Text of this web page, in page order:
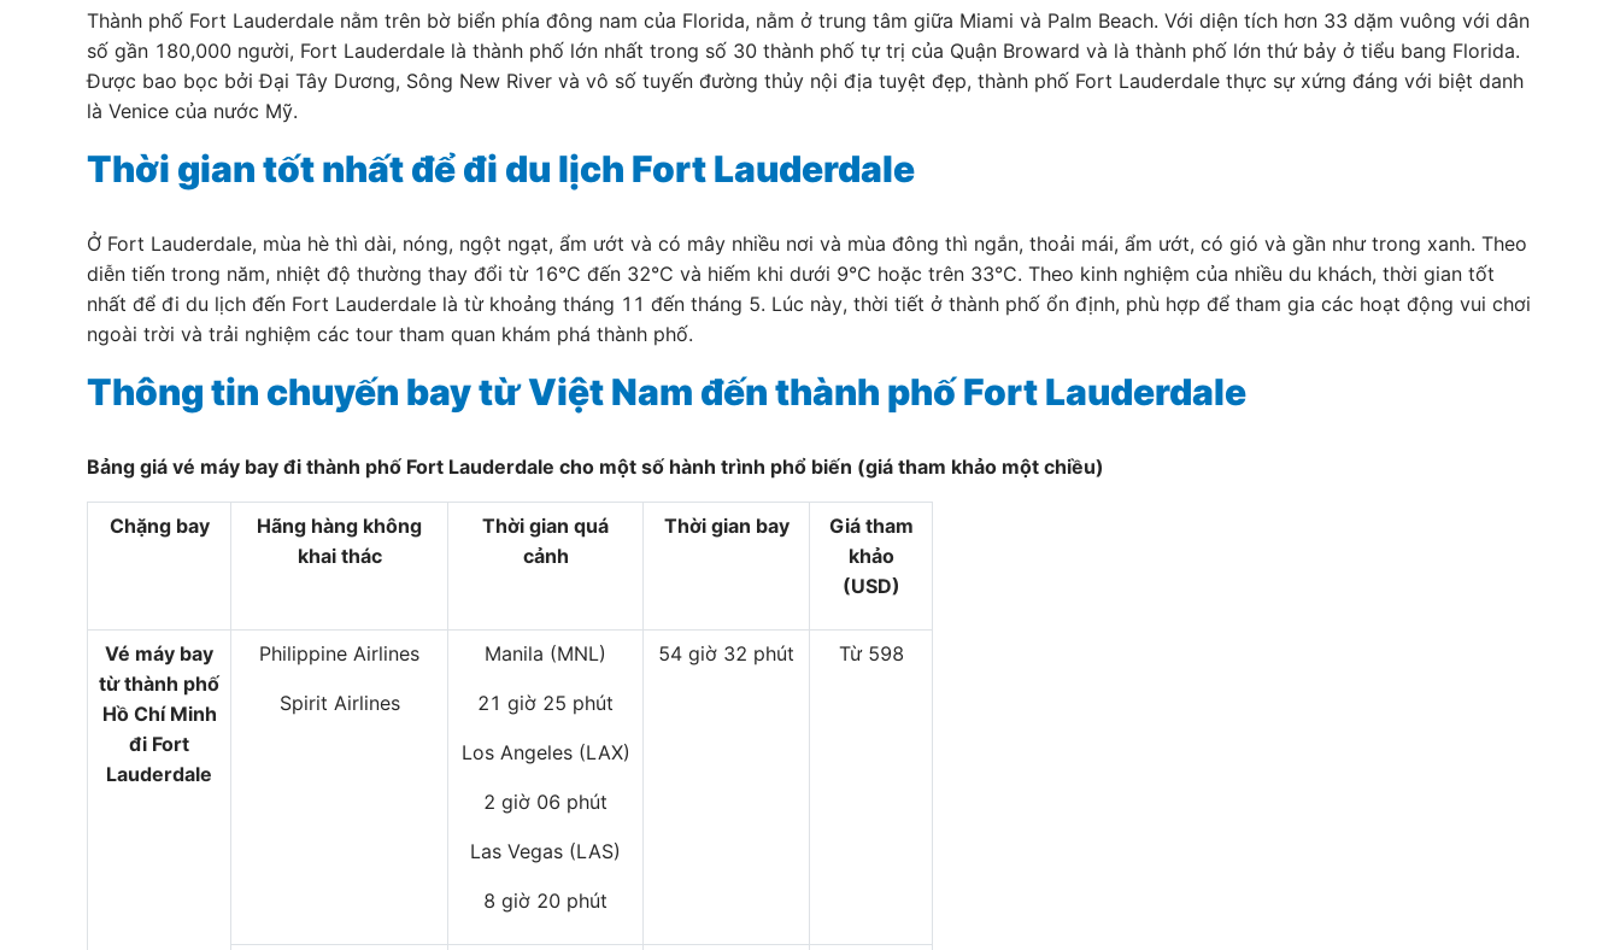
Thành phố Fort Lauderdale nằm trên bờ biển phía đông nam của Florida, nằm ở trung tâm giữa Miami và Palm Beach. Với diện tích hơn 33 dặm vuông với dân
số gần 180,000 người, Fort Lauderdale là thành phố lớn nhất trong số 30 thành phố tự trị của Quận Broward và là thành phố lớn thứ bảy ở tiểu bang Florida.
Được bao bọc bởi Đại Tây Dương, Sông New River và vô số tuyến đường thủy nội địa tuyệt đẹp, thành phố Fort Lauderdale thực sự xứng đáng với biệt danh
là Venice của nước Mỹ.
Thời gian tốt nhất để đi du lịch Fort Lauderdale
Ở Fort Lauderdale, mùa hè thì dài, nóng, ngột ngạt, ẩm ướt và có mây nhiều nơi và mùa đông thì ngắn, thoải mái, ẩm ướt, có gió và gần như trong xanh. Theo
diễn tiến trong năm, nhiệt độ thường thay đổi từ 16°C đến 32°C và hiếm khi dưới 9°C hoặc trên 33°C. Theo kinh nghiệm của nhiều du khách, thời gian tốt
nhất để đi du lịch đến Fort Lauderdale là từ khoảng tháng 11 đến tháng 5. Lúc này, thời tiết ở thành phố ổn định, phù hợp để tham gia các hoạt động vui chơi
ngoài trời và trải nghiệm các tour tham quan khám phá thành phố.
Thông tin chuyến bay từ Việt Nam đến thành phố Fort Lauderdale
Bảng giá vé máy bay đi thành phố Fort Lauderdale cho một số hành trình phổ biến (giá tham khảo một chiều)
Chặng bay
Hãng hàng không
khai thác
Thời gian quá
cảnh
Thời gian bay
Giá tham
khảo
(USD)
Vé máy bay
từ thành phố
Hồ Chí Minh
đi Fort
Lauderdale
Philippine Airlines
Spirit Airlines
Manila (MNL)
21 giờ 25 phút
Los Angeles (LAX)
2 giờ 06 phút
Las Vegas (LAS)
8 giờ 20 phút
54 giờ 32 phút Từ 598